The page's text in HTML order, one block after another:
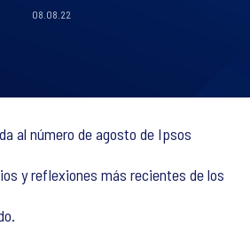
08.08.22
al número de agosto de Ipsos
y reflexiones más recientes de los